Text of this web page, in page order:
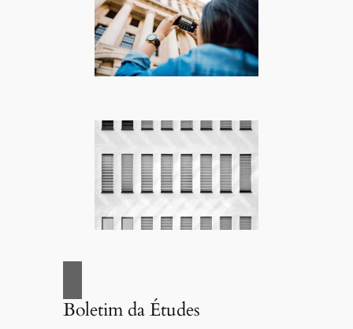
Boletim da Études